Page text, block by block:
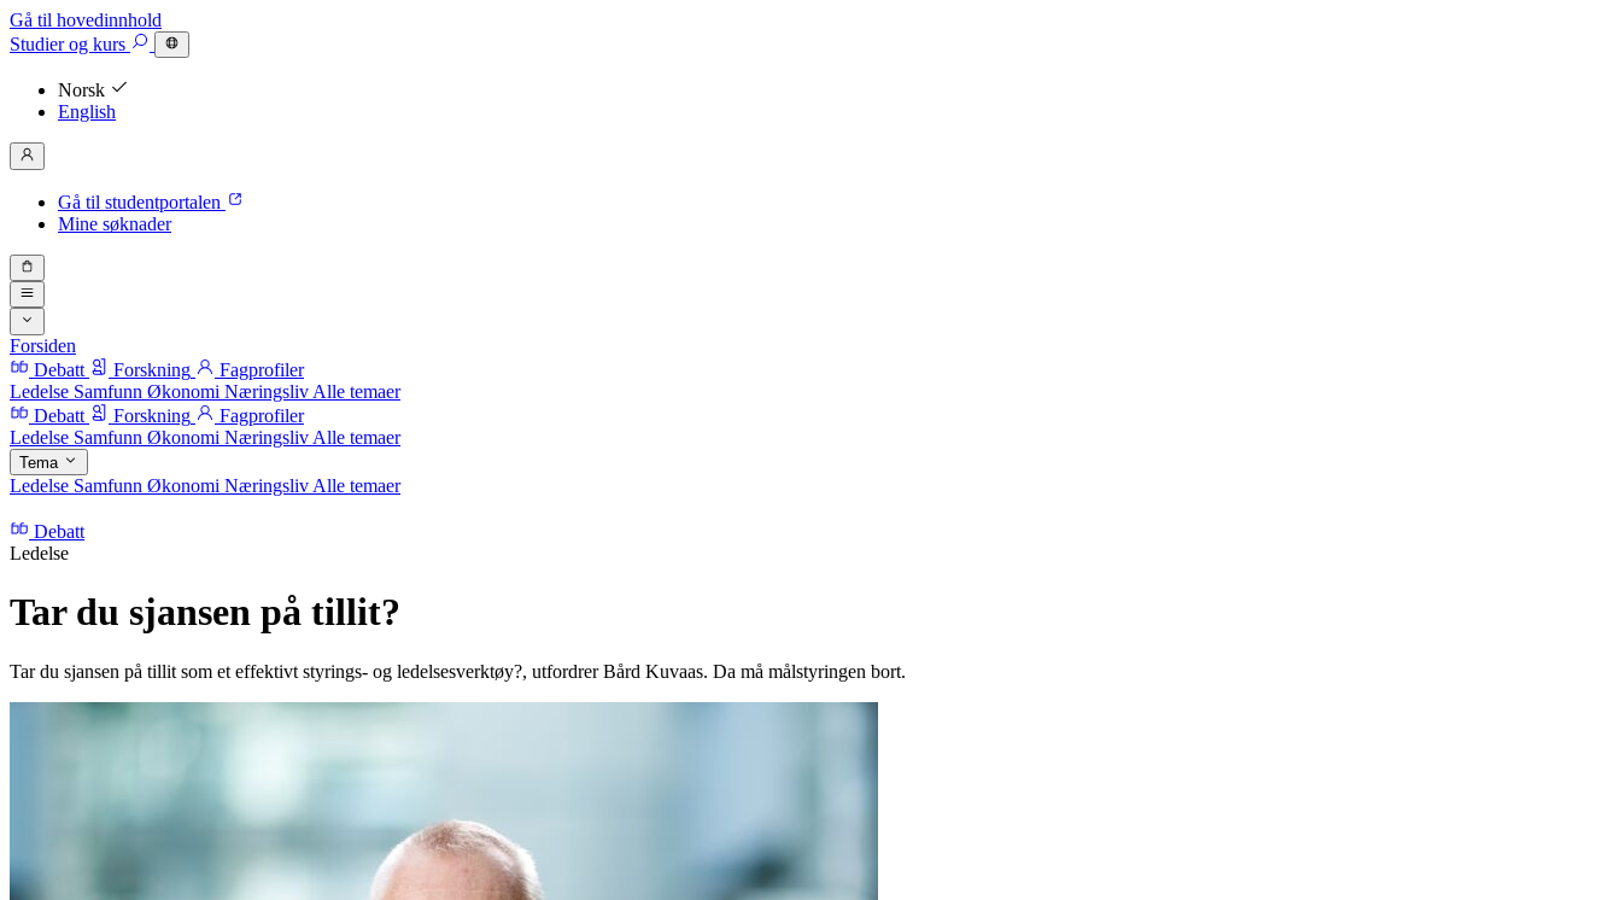
Gå til hovedinnhold
Studierog kurs
Norsk
English
Gå til studentportalen
Mine søknader
Forsiden
Debatt
Forskning
Fagprofiler
Ledelse Samfunn Økonomi Næringsliv Alle temaer
Debatt
Forskning
Fagprofiler
Ledelse Samfunn Økonomi Næringsliv Alle temaer
Tema
Ledelse Samfunn Økonomi Næringsliv Alle temaer
Debatt
Ledelse
Tar du sjansen på tillit?
Tar du sjansen på tillit som et effektivt styrings- og ledelsesverktøy?, utfordrer Bård Kuvaas. Da må målstyringen bort.